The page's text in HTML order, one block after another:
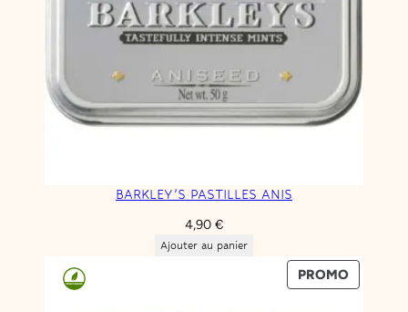
BARKLEY’S PASTILLES ANIS
4,90 €
Ajouter au panier
PROMOPRODUIT
EN